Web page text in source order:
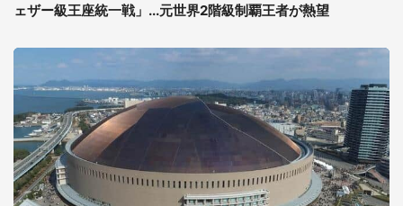
ェザー級王座統一戦」...元世界2階級制覇王者が熱望